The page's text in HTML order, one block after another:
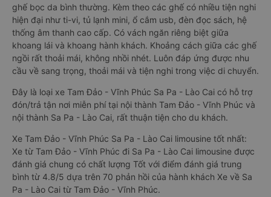
ghế bọc da bình thường. Kèm theo các ghế có nhiều tiện nghi
hiện đại như ti-vi, tủ lạnh mini, ổ cắm usb, đèn đọc sách, hệ
thống âm thanh cao cấp. Có vách ngăn riêng biệt giữa
khoang lái và khoang hành khách. Khoảng cách giữa các ghế
ngồi rất thoải mái, không nhồi nhét. Luôn đáp ứng được nhu
cầu về sang trọng, thoải mái và tiện nghi trong việc di chuyển.
Đây là loại xe Tam Đảo - Vĩnh Phúc Sa Pa - Lào Cai có hỗ trợ
đón/trả tận nơi miễn phí tại nội thành Tam Đảo - Vĩnh Phúc và
nội thành Sa Pa - Lào Cai, rất thuận tiện cho du khách.
Xe Tam Đảo - Vĩnh Phúc Sa Pa - Lào Cai limousine tốt nhất:
Xe từ Tam Đảo - Vĩnh Phúc đi Sa Pa - Lào Cai limousine được
đánh giá chung có chất lượng Tốt với điểm đánh giá trung
bình từ 4.8/5 dựa trên 70 phản hồi của hành khách Xe về Sa
Pa - Lào Cai từ Tam Đảo - Vĩnh Phúc.